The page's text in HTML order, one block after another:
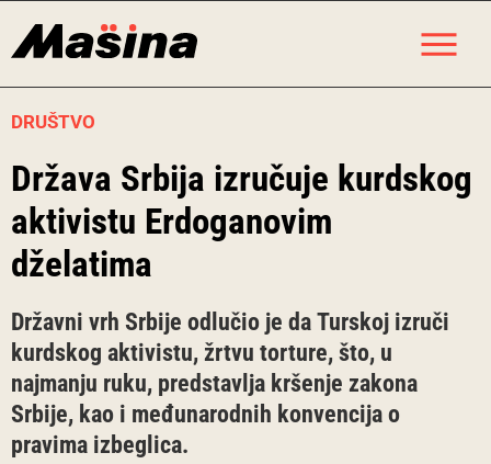
DRUŠTVO
Država Srbija izručuje kurdskog
aktivistu Erdoganovim
dželatima
Državni vrh Srbije odlučio je da Turskoj izruči
kurdskog aktivistu, žrtvu torture, što, u
najmanju ruku, predstavlja kršenje zakona
Srbije, kao i međunarodnih konvencija o
pravima izbeglica.